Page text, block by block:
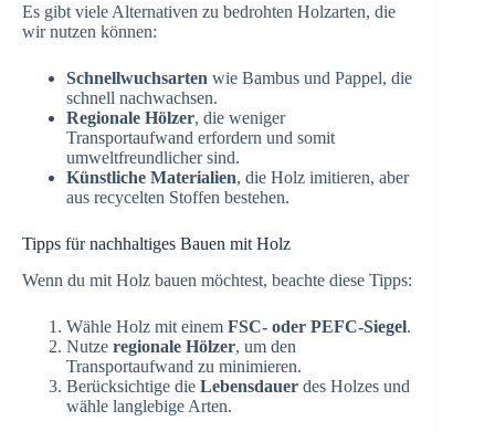
Es gibt viele Alternativen zu bedrohten Holzarten, die
wir nutzen können:
Schnellwuchsarten wie Bambus und Pappel, die
schnell nachwachsen.
Regionale Hölzer, die weniger
Transportaufwand erfordern und somit
umweltfreundlicher sind.
Künstliche Materialien, die Holz imitieren, aber
aus recycelten Stoffen bestehen.
Tipps für nachhaltiges Bauen mit Holz
Wenn du mit Holz bauen möchtest, beachte diese Tipps:
Wähle Holz mit einem FSC- oder PEFC-Siegel.
Nutze regionale Hölzer, um den
Transportaufwand zu minimieren.
Berücksichtige die Lebensdauer des Holzes und
wähle langlebige Arten.